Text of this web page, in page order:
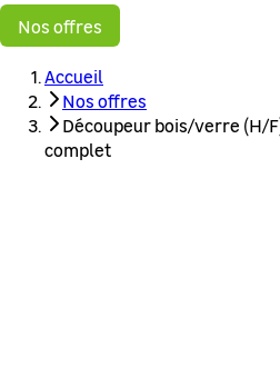
Nos offres
Accueil
Nos offres
Découpeur bois/verre (H/
complet